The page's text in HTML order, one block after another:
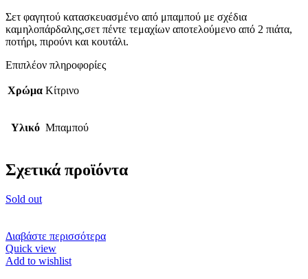
Σετ φαγητού κατασκευασμένο από μπαμπού με σχέδια
καμηλοπάρδαλης,σετ πέντε τεμαχίων αποτελούμενο από 2 πιάτα,
ποτήρι, πιρούνι και κουτάλι.
Επιπλέον πληροφορίες
Χρώμα Κίτρινο
Υλικό Μπαμπού
Σχετικά προϊόντα
Sold out
Διαβάστε περισσότερα
Quick view
Add to wishlist